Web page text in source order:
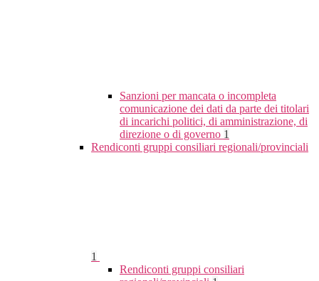
Sanzioni per mancata o incompleta
comunicazione dei dati da parte dei titolari
di incarichi politici, di amministrazione, di
direzione o di governo 1
Rendiconti gruppi consiliari regionali/provinciali
1
Rendiconti gruppi consiliari